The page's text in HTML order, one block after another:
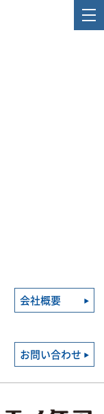
会社概要
お問い合わせ